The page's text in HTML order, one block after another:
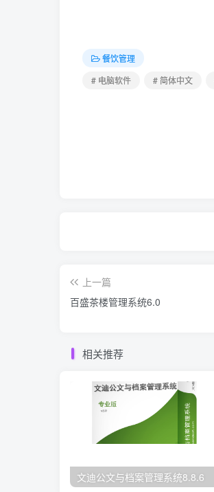
餐饮管理
# 电脑软件
# 简体中文
上一篇
百盛茶楼管理系统6.0
相关推荐
文迪公文与档案管理系统8.8.6